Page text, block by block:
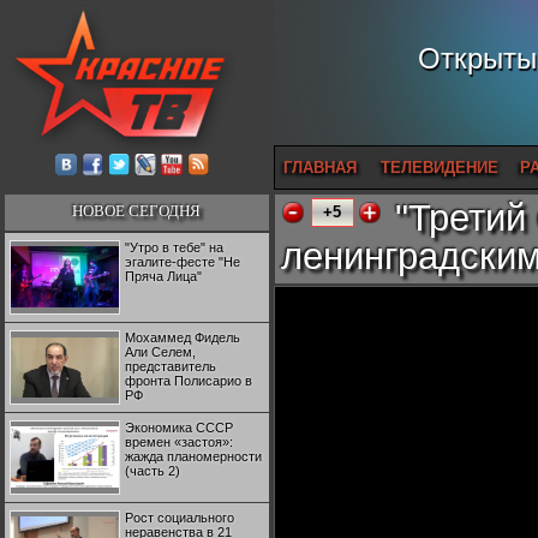
ГЛАВНАЯ ТЕЛЕВИДЕНИЕ
НОВОЕ СЕГОДНЯ
"Утро в тебе" на
эгалите-фесте "Не
Пряча Лица"
Мохаммед Фидель
Али Селем,
представитель
фронта Полисарио в
РФ
Экономика СССР
времен «застоя»:
жажда планомерности
(часть 2)
Рост социального
неравенства в 21
+5